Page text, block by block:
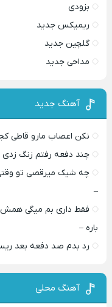
بزودی
ریمیکس جدید
گلچین جدید
مداحی جدید
آهنگ جدید
نکن اعصاب مارو قاطی
چند دفعه رفتم زنگ
چه شیک میرقصی تو
–
فقط داری بم میگی همش
باره –
رد بدم صد دفعه بعد
آهنگ محلی